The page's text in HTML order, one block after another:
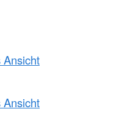
Ansicht
Ansicht